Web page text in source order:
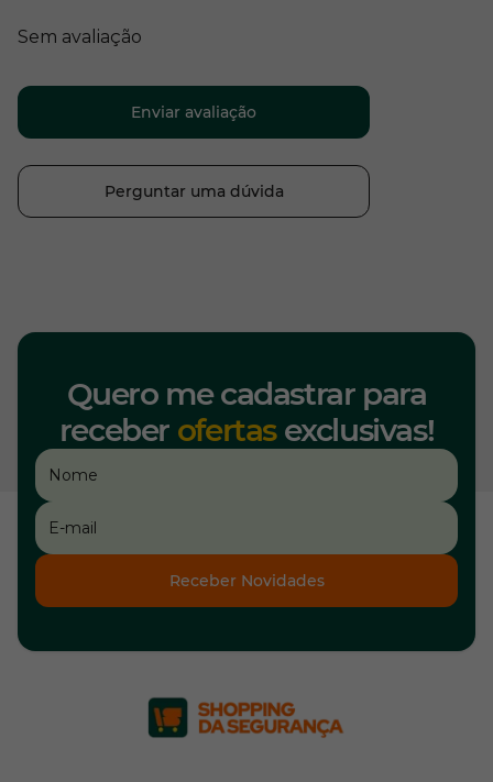
Sem avaliação
Enviar avaliação
Perguntar uma dúvida
Quero me cadastrar para
receber ofertasexclusivas!
Receber Novidades